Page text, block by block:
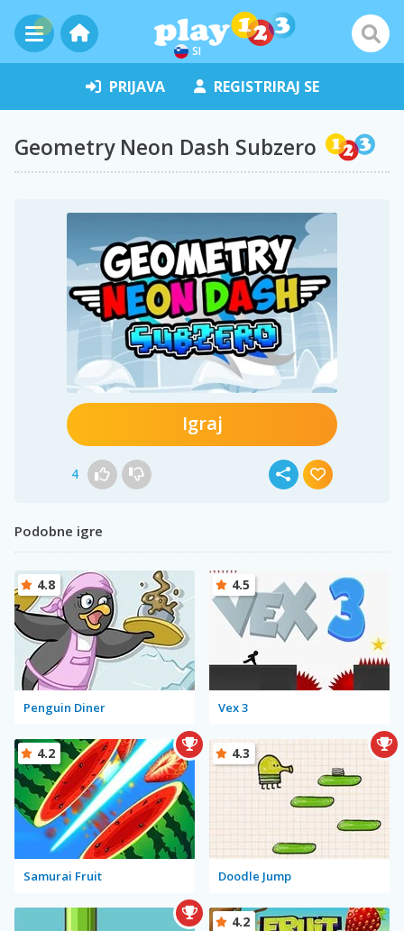
SI
PRIJAVA REGISTRIRAJ SE
Geometry Neon Dash Subzero
Igraj
4
Podobne igre
Penguin Diner
4.8
Vex 3
4.5
Samurai Fruit
4.2
Doodle Jump
4.3
4.2